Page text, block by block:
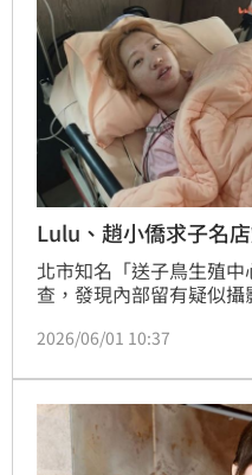
Lulu、趙小僑求子名
北市知名「送子鳥生殖
查，發現內部留有疑似
院凍卵、趙小僑也是在42
日發動搜索，並通知謝
訊後依涉嫌妨害性隱私
以新台幣20萬元交保。
2026/06/01 10:37